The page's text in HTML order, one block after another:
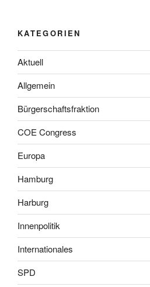
KATEGORIEN
Aktuell
Allgemein
Bürgerschaftsfraktion
COE Congress
Europa
Hamburg
Harburg
Innenpolitik
Internationales
SPD